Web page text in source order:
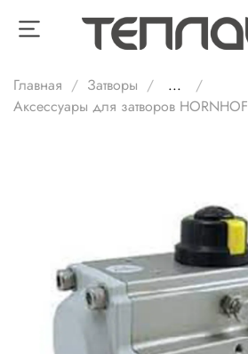
Главная Затворы
...
Аксессуары для затворов HORNHOF